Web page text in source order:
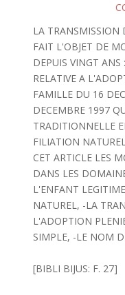
LA
FAIT L'OBJET DE
DEPUIS VINGT
RELATIVE A
FAMILLE DU 16
DECEMBRE 1997
TRADITIONNELLE
FILIATION
CET ARTICLE LES
DANS LES
L'ENFANT
NATUREL, -LA
L'ADOPTION
SIMPLE, -LE NOM
[BIBLI BIJUS: F. 27]